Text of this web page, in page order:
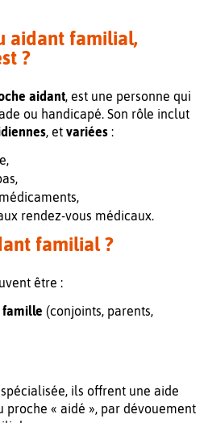
aidant familial,
?
aidant, est une personne qui
ou handicapé. Son rôle inclut
, et variées :
rendez-vous médicaux.
familial ?
être :
famille (conjoints, parents,
ils offrent une aide
proche « aidé », par dévouement